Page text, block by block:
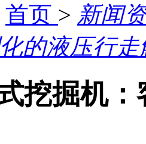
首页 > 新闻
的液压行
挖掘机